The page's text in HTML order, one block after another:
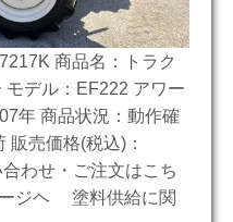
商品名：トラク
モデル：EF222 アワー
年 商品状況：動作確
販売価格(税込)：
わせ・ご注文はこち
ージヘ 塗料供給に関